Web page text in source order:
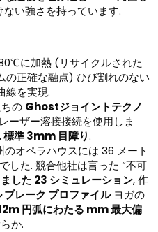
ない強さを持っています.
に加熱 (リサイクルされた
の正確な融点) ひび割れのない
線を実現.
の Ghostジョイントテクノ
ーザー溶接接続を使用しま
準 3mm 目障り.
のオペラハウスには 36 メート
した. 競合他社は言った “不可
した 23 シミュレーション, 作
レーク プロファイルヨガの
円弧にわたる mm 最大偏
か.